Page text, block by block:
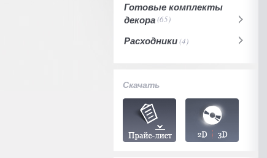
Готовые комплекты
декора(65)
Расходники(4)
Скачать